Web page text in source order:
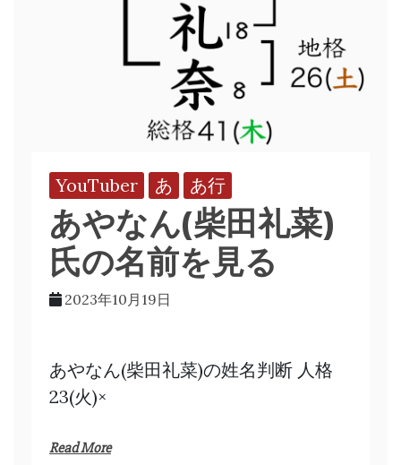
YouTuber あ あ行
あやなん(柴田礼菜)
氏の名前を見る
2023年10月19日
あやなん(柴田礼菜)の姓名判断 人格
23(火)×
Read More